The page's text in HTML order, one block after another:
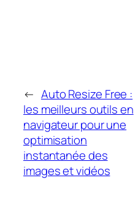
← Auto Resize Free :
les meilleurs outils en
navigateur pour une
optimisation
instantanée des
images et vidéos